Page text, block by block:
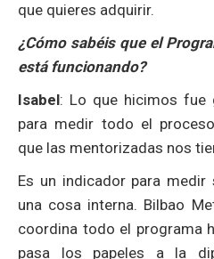
que quieres adquirir.
¿Cómo sabéis que el
está funcionando?
Isabel: Lo que hicimos fue
para medir todo el
que las mentorizadas nos
Es un indicador para
una cosa interna. Bilbao
coordina todo el programa
pasa los papeles a la